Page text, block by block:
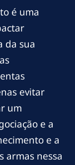
é uma
da sua
evitar
um
e a
e a
armas nessa